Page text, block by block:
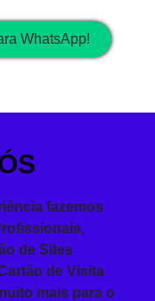
WhatsApp!
fazemos
de Sites
de Visita
mais para o